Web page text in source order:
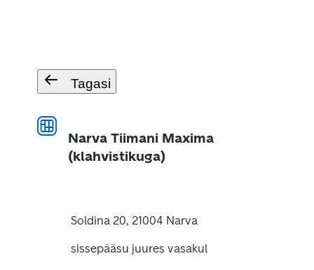
Tagasi
Narva Tiimani Maxima
(klahvistikuga)
Soldina 20, 21004 Narva
sissepääsu juures vasakul